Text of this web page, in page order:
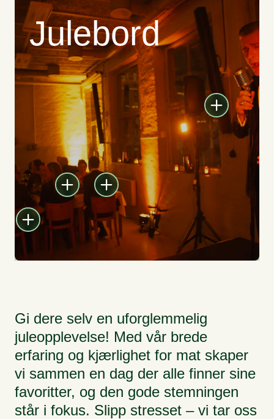
Julebord
Gi dere selv en uforglemmelig
juleopplevelse! Med vår brede
erfaring og kjærlighet for mat skaper
vi sammen en dag der alle finner sine
favoritter, og den gode stemningen
står i fokus. Slipp stresset – vi tar oss